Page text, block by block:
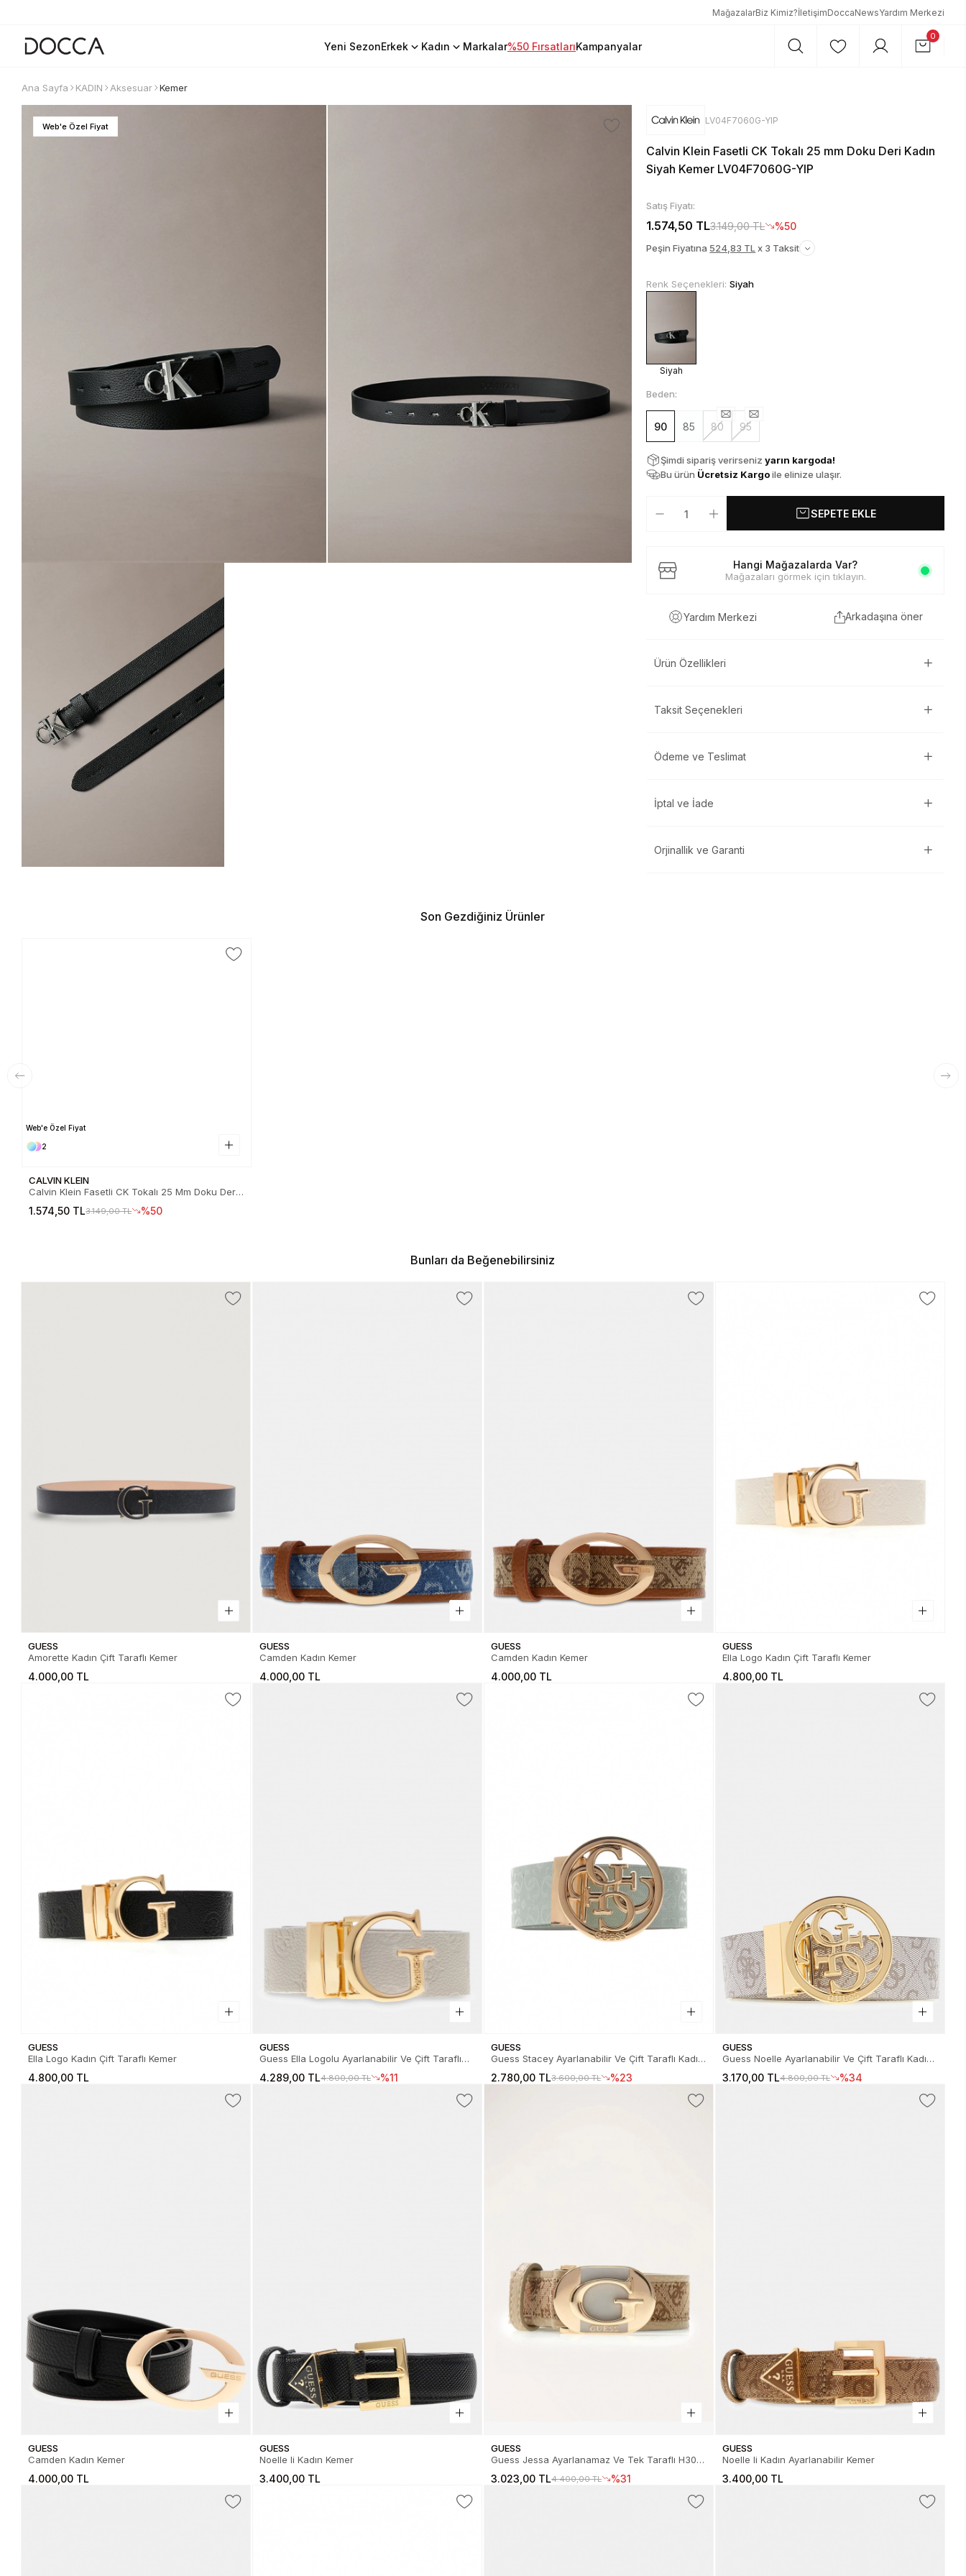
MağazalarBiz Kimiz?İletişimDoccaNewsYardım Merkezi
Yeni SezonErkek Kadın Markalar%50 FırsatlarıKampanyalar
0
Ana Sayfa KADIN Aksesuar Kemer
Web'e Özel Fiyat
LV04F7060G-YIP
Calvin Klein Fasetli CK Tokalı 25 mm Doku Deri Kadın
Siyah Kemer LV04F7060G-YIP
Satış Fiyatı:
1.574,50 TL3.149,00 TL %50
Peşin Fiyatına 524,83 TL x 3 Taksit
Renk Seçenekleri:Siyah
Siyah
Beden:
90 85 80 95
Şimdi sipariş verirsenizyarın kargoda!
Bu ürün Ücretsiz Kargoile elinize ulaşır.
SEPETE EKLE
Hangi Mağazalarda Var?
Mağazaları görmek için tıklayın.
Yardım Merkezi Arkadaşına öner
Ürün Özellikleri
Taksit Seçenekleri
Ödeme ve Teslimat
İptal ve İade
Orjinallik ve Garanti
Son Gezdiğiniz Ürünler
Web'e Özel Fiyat
2
CALVIN KLEIN
Calvin Klein Fasetli CK Tokalı 25 Mm Doku Deri
1.574,50 TL3.149,00 TL %50
Bunları da Beğenebilirsiniz
GUESS
Amorette Kadın Çift Taraflı Kemer
4.000,00 TL
GUESS
Camden Kadın Kemer
4.000,00 TL
GUESS
Camden Kadın Kemer
4.000,00 TL
GUESS
Ella Logo Kadın Çift Taraflı Kemer
4.800,00 TL
GUESS
Ella Logo Kadın Çift Taraflı Kemer
4.800,00 TL
GUESS
Guess Ella Logolu Ayarlanabilir Ve Çift Taraflı
4.289,00 TL4.800,00 TL %11
GUESS
Guess Stacey Ayarlanabilir Ve Çift Taraflı Kadın
2.780,00 TL3.600,00 TL %23
GUESS
Guess Noelle Ayarlanabilir Ve Çift Taraflı Kadın
3.170,00 TL4.800,00 TL %34
GUESS
Camden Kadın Kemer
4.000,00 TL
GUESS
Noelle Ii Kadın Kemer
3.400,00 TL
GUESS
Guess Jessa Ayarlanamaz Ve Tek Taraflı H30
3.023,00 TL4.400,00 TL %31
GUESS
Noelle Ii Kadın Ayarlanabilir Kemer
3.400,00 TL